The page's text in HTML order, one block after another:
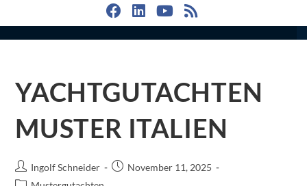
YACHTGUTACHTEN
MUSTER ITALIEN
Ingolf Schneider
November 11, 2025